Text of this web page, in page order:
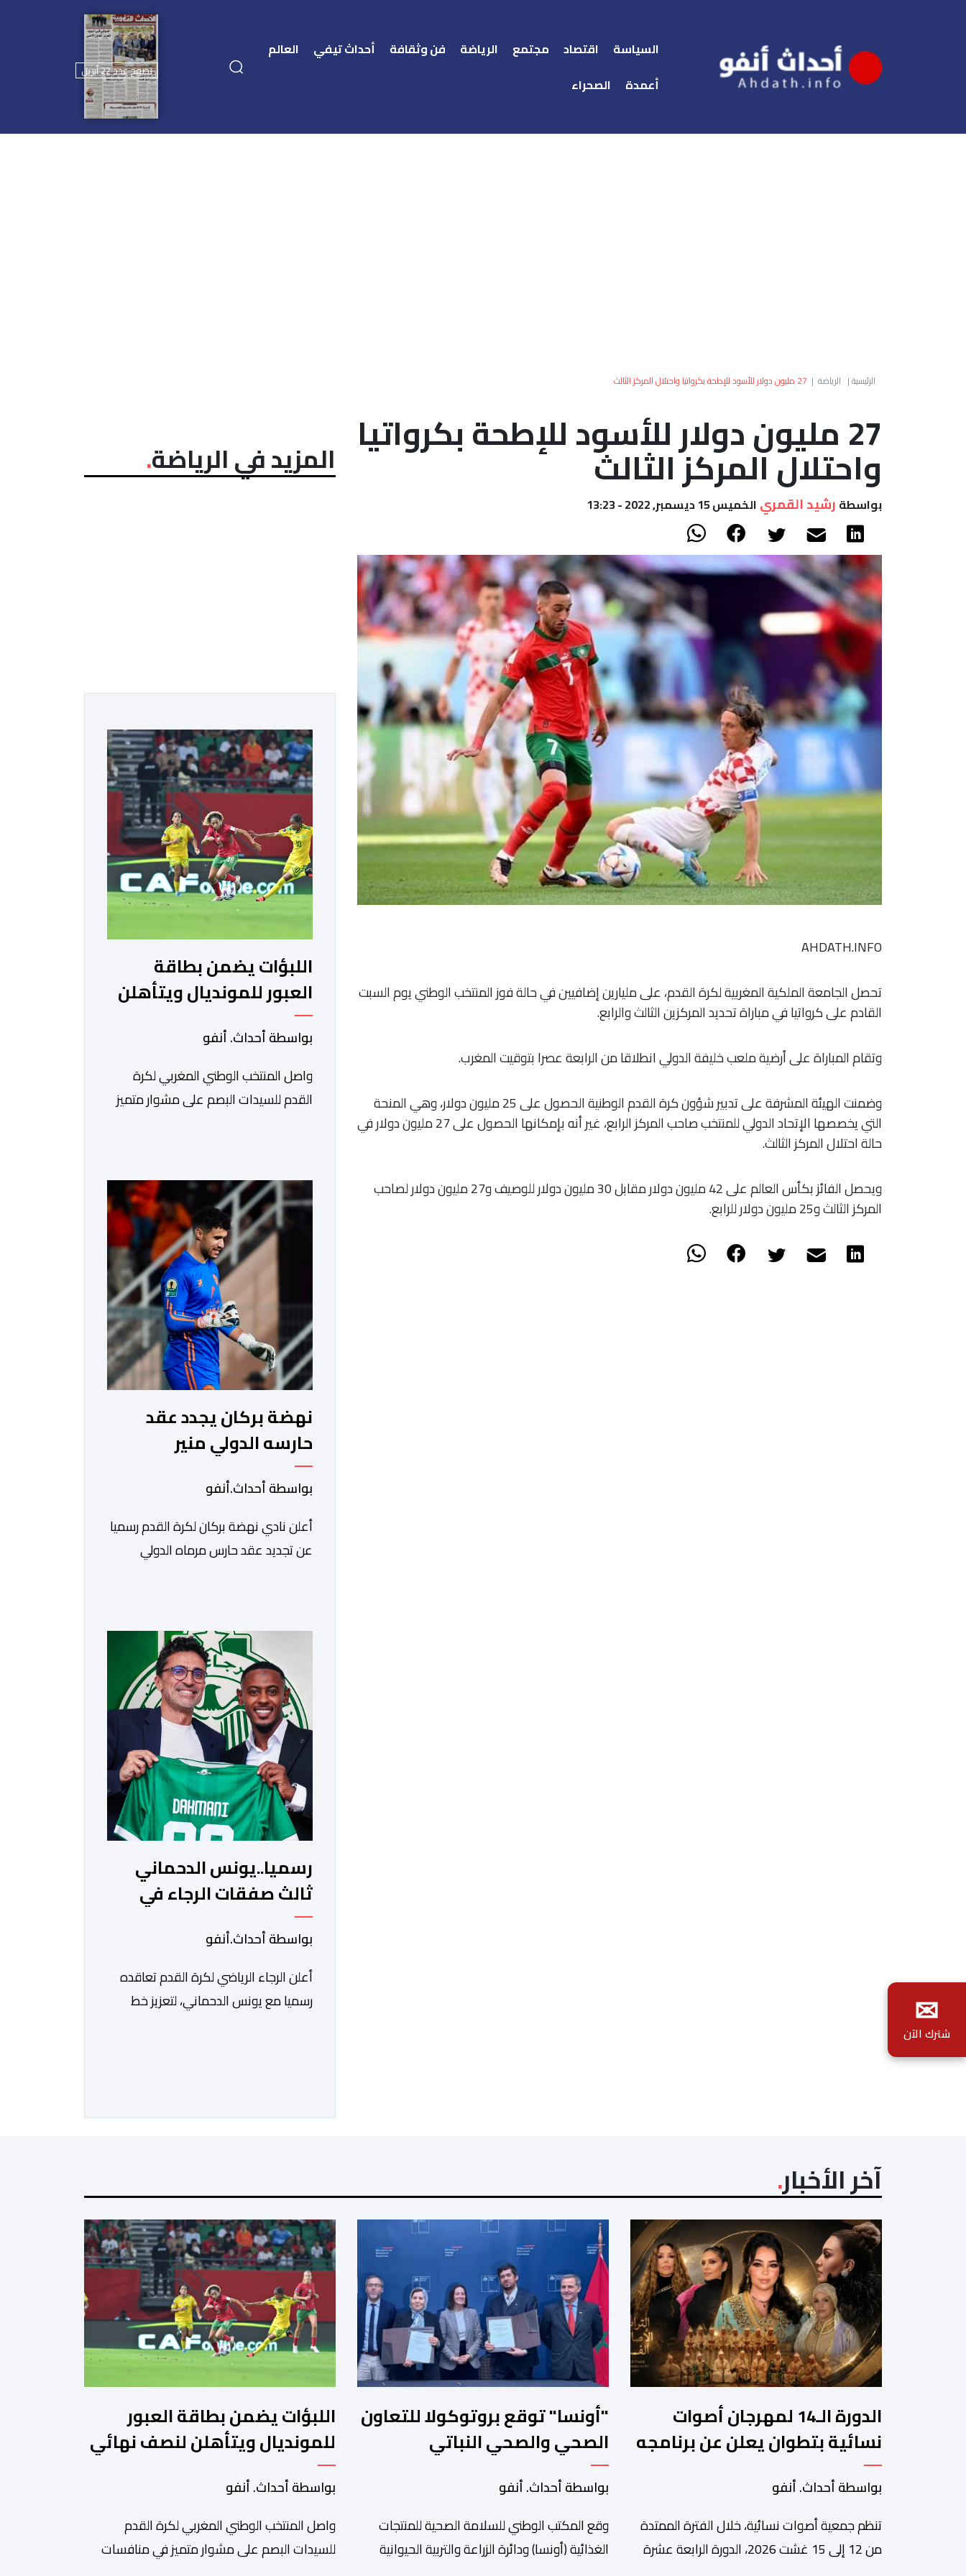
السياسة اقتصاد مجتمع الرياضة فن وثقافة أحداث تيفي
العالم
أعمدة
الصحراء
تصفح عدد 22 أبريل
الرئيسية| الرياضة | 27 مليون دولار للأسود للإطحة بكرواتيا واحتلال المركز الثالث
27 مليون دولار للأسود للإطحة بكرواتيا
واحتلال المركز الثالث
بواسطة رشيد القمري الخميس 15 ديسمبر, 2022 - 13:23
AHDATH.INFO
تحصل الجامعة الملكية المغربية لكرة القدم، على مليارين إضافيين في حالة فوز المنتخب الوطني يوم السبت
القادم على كرواتيا في مباراة تحديد المركزين الثالث والرابع.
وتقام المباراة على أرضية ملعب خليفة الدولي انطلاقا من الرابعة عصرا بتوقيت المغرب.
وضمنت الهيئة المشرفة على تدبير شؤون كرة القدم الوطنية الحصول على 25 مليون دولار، وهي المنحة
التي يخصصها الإتحاد الدولي للمنتخب صاحب المركز الرابع، غير أنه بإمكانها الحصول على 27 مليون دولار في
حالة احتلال المركز الثالث.
ويحصل الفائز بكأس العالم على 42 مليون دولار مقابل 30 مليون دولار للوصيف و27 مليون دولار لصاحب
المركز الثالث و25 مليون دولار للرابع.
المزيد في الرياضة
اللبؤات يضمن بطاقة
العبور للمونديال ويتأهلن
لنصف نهائي "الكان"
بواسطة أحداث. أنفو
واصل المنتخب الوطني المغربي لكرة
القدم للسيدات البصم على مشوار متميز
إفريقي بهدفين لواحد، في المباراة التي
جمعتهما، مساء اليوم السبت على أرضية
ملعب مولاي الحسن بالرباط، برسم الدور
ربع النهائي، ليضمن بذلك رسميا مشاركته
نهضة بركان يجدد عقد
حارسه الدولي منير
المحمدي حتى عام 2028
بواسطة أحداث.أنفو
​أعلن نادي نهضة بركان لكرة القدم رسميا
عن تجديد عقد حارس مرماه الدولي
الحسابات الرسمية للنادي على منصات
التواصل الاجتماعي، مصحوبا بعبارة
“الرحلة مستمرة”، في إشارة إلى رغبة
الإدارة في الحفاظ على ركائز الفريق
والتعزيز من استقراره الفني […]
رسميا..يونس الدحماني
ثالث صفقات الرجاء في
الميركاتو الصيفي
بواسطة أحداث.أنفو
أعلن الرجاء الرياضي لكرة القدم تعاقده
رسميا مع يونس الدحماني، لتعزيز خط
التقني للرجاء لتقديم الإضافة المرجوة في
برفقة اتحاد […]
آخر الأخبار
الدورة الـ14 لمهرجان أصوات
نسائية بتطوان يعلن عن برنامجه
المتنوع
بواسطة أحداث. أنفو
تنظم جمعية أصوات نسائية، خلال الفترة الممتدة
من 12 إلى 15 غشت 2026، الدورة الرابعة عشرة
"أونسا" توقع بروتوكولا للتعاون
الصحي والصحي النباتي
بسانتياغو مع دائرة الزراعة
وتربية المواشي
بواسطة أحداث. أنفو
وقع المكتب الوطني للسلامة الصحية للمنتجات
الغذائية (أونسا) ودائرة الزراعة والتربية الحيوانية
اللبؤات يضمن بطاقة العبور
للمونديال ويتأهلن لنصف نهائي
"الكان"
بواسطة أحداث. أنفو
واصل المنتخب الوطني المغربي لكرة القدم
للسيدات البصم على مشوار متميز في منافسات
✉
شترك الآن